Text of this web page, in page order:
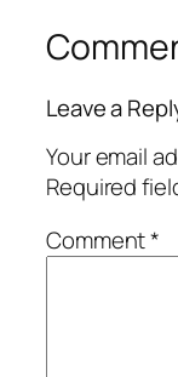
Leave a
Your email
Required
Comment*